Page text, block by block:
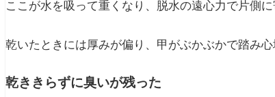
ここが水を吸って重くなり、脱水の遠心力で片側に
乾いたときには厚みが偏り、甲がぶかぶかで踏み
乾ききらずに臭いが残った